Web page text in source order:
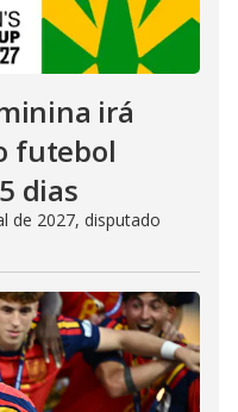
irá
futebol
dias
de 2027, disputado